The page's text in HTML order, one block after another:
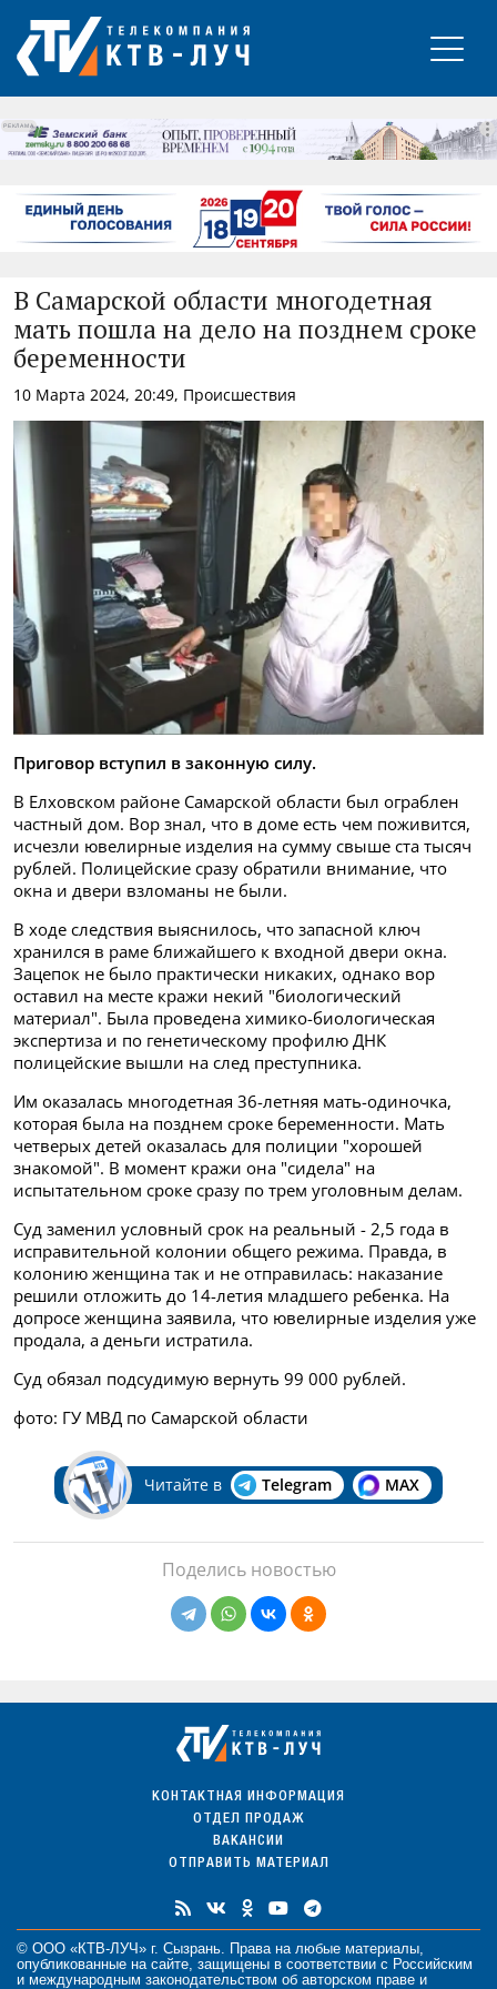
РЕКЛАМА
В Самарской области многодетная
мать пошла на дело на позднем сроке
беременности
10 Марта 2024, 20:49, Происшествия
Приговор вступил в законную силу.
В Елховском районе Самарской области был ограблен
частный дом. Вор знал, что в доме есть чем поживится,
исчезли ювелирные изделия на сумму свыше ста тысяч
рублей. Полицейские сразу обратили внимание, что
окна и двери взломаны не были.
В ходе следствия выяснилось, что запасной ключ
хранился в раме ближайшего к входной двери окна.
Зацепок не было практически никаких, однако вор
оставил на месте кражи некий "биологический
материал". Была проведена химико-биологическая
экспертиза и по генетическому профилю ДНК
полицейские вышли на след преступника.
Им оказалась многодетная 36-летняя мать-одиночка,
которая была на позднем сроке беременности. Мать
четверых детей оказалась для полиции "хорошей
знакомой". В момент кражи она "сидела" на
испытательном сроке сразу по трем уголовным делам.
Суд заменил условный срок на реальный - 2,5 года в
исправительной колонии общего режима. Правда, в
колонию женщина так и не отправилась: наказание
решили отложить до 14-летия младшего ребенка. На
допросе женщина заявила, что ювелирные изделия уже
продала, а деньги истратила.
Суд обязал подсудимую вернуть 99 000 рублей.
фото: ГУ МВД по Самарской области
Читайте в Telegram MAX
Поделись новостью
КОНТАКТНАЯ ИНФОРМАЦИЯ
ОТДЕЛ ПРОДАЖ
ВАКАНСИИ
ОТПРАВИТЬ МАТЕРИАЛ
© ООО «КТВ-ЛУЧ» г. Сызрань. Права на любые материалы
опубликованные на сайте, защищены в соответствии с Российским
и международным законодательством об авторском праве и